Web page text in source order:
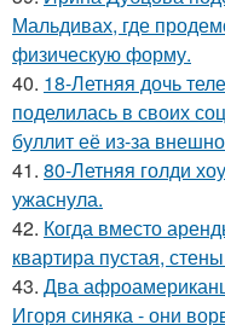
Мальдивах, где
физическую форму.
40. 18-Летняя дочь
поделилась в своих
буллит её из-за
41. 80-Летняя голди
ужаснула.
42. Когда вместо
квартира пустая,
43. Два
Игоря синяка - они